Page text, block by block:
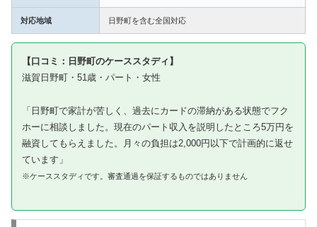
対応地域 日野町を含む全国対応
【口コミ：日野町のケーススタディ】
滋賀日野町・51歳・パート・女性
「日野町で家計が苦しく、過去にカードの滞納がある状態でフク
ホーに相談しました。現在のパート収入を説明したところ5万円を
融資してもらえました。月々の負担は2,000円以下で計画的に返せ
ています」
※ケーススタディです。審査通過を保証するものではありません